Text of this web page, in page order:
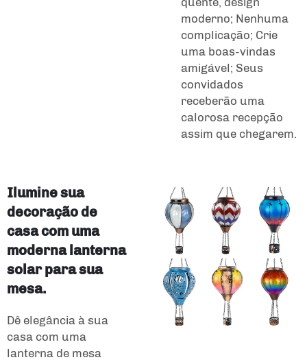
moderno; Nenhuma
complicação; Crie
uma boas-vindas
amigável; Seus
convidados
receberão uma
calorosa recepção
assim que chegarem.
Ilumine sua
decoração de
casa com uma
moderna lanterna
solar para sua
mesa.
Dê elegância à sua
casa com uma
lanterna de mesa